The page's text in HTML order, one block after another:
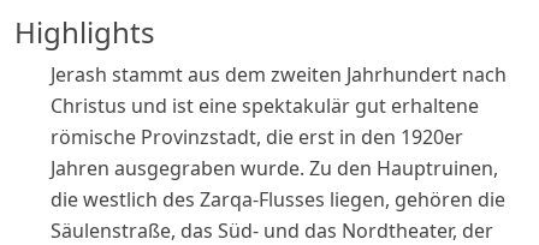
Highlights
Jerash stammt aus dem zweiten Jahrhundert nach
Christus und ist eine spektakulär gut erhaltene
römische Provinzstadt, die erst in den 1920er
Jahren ausgegraben wurde. Zu den Hauptruinen,
die westlich des Zarqa-Flusses liegen, gehören die
Säulenstraße, das Süd- und das Nordtheater, der